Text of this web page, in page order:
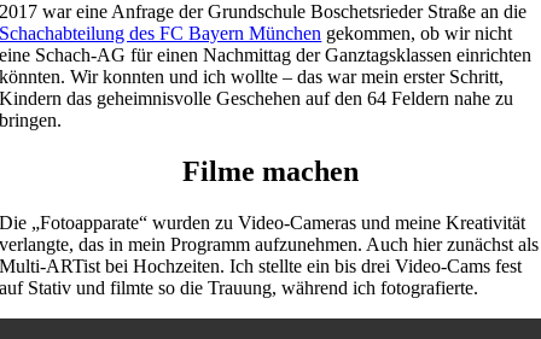
2017 war eine Anfrage der Grundschule Boschetsrieder Straße an die
Schachabteilung des FC Bayern München gekommen, ob wir nicht
eine Schach-AG für einen Nachmittag der Ganztagsklassen einrichten
könnten. Wir konnten und ich wollte – das war mein erster Schritt,
Kindern das geheimnisvolle Geschehen auf den 64 Feldern nahe zu
bringen.
Filme machen
Die „Fotoapparate“ wurden zu Video-Cameras und meine Kreativität
verlangte, das in mein Programm aufzunehmen. Auch hier zunächst als
Multi-ARTist bei Hochzeiten. Ich stellte ein bis drei Video-Cams fest
auf Stativ und filmte so die Trauung, während ich fotografierte.